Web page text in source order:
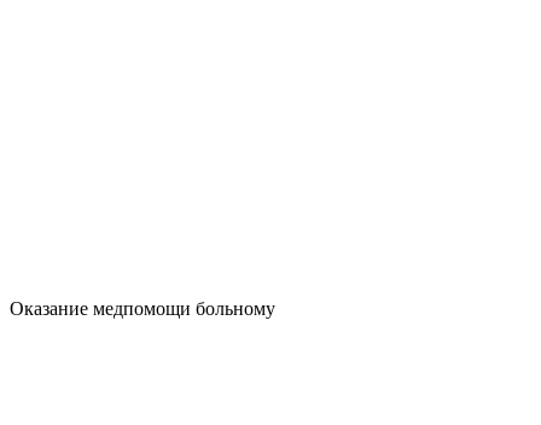
Оказание медпомощи больному